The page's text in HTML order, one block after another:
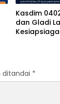
Kasdim
dan Gladi
ditandai *